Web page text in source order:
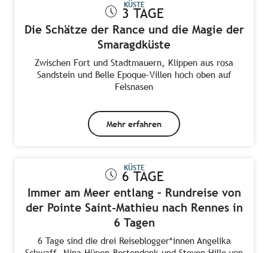
KÜSTE
3 TAGE
Die Schätze der Rance und die Magie der
Smaragdküste
Zwischen Fort und Stadtmauern, Klippen aus rosa
Sandstein und Belle Epoque-Villen hoch oben auf
Felsnasen
Mehr erfahren
KÜSTE
6 TAGE
Immer am Meer entlang – Rundreise von
der Pointe Saint-Mathieu nach Rennes in
6 Tagen
6 Tage sind die drei Reiseblogger*innen Angelika